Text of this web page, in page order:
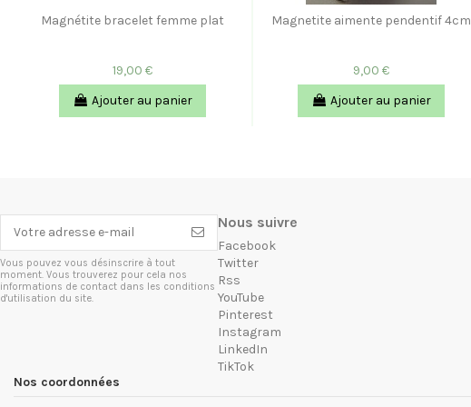
Magnétite bracelet femme plat
19,00 €
Ajouter au panier
Magnetite aimente pendentif 4cm
9,00 €
Ajouter au panier
Vous pouvez vous désinscrire à tout
moment. Vous trouverez pour cela nos
informations de contact dans les conditions
d'utilisation du site.
Nous suivre
Facebook
Twitter
Rss
YouTube
Pinterest
Instagram
LinkedIn
TikTok
Nos coordonnées